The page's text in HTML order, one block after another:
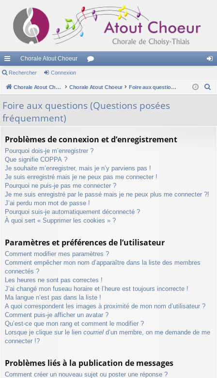
cc
ès
ra
pi
Chorale Atout Choeur
u
m
ne
Rechercher Connexion
Chorale Atout Choeur Chorale Atout Choeur Foire aux questions (Questions posées fréquemment)
Foire aux questions (Questions posées
fréquemment)
Problèmes de connexion et d’enregistrement
Pourquoi dois-je m’enregistrer ?
Que signifie COPPA ?
Je souhaite m’enregistrer, mais je n’y parviens pas !
Je suis enregistré mais je ne peux pas me connecter !
Pourquoi ne puis-je pas me connecter ?
Je me suis enregistré par le passé mais je ne peux plus me connecter ?!
J’ai perdu mon mot de passe !
Pourquoi suis-je automatiquement déconnecté ?
À quoi sert « Supprimer les cookies » ?
Paramètres et préférences de l’utilisateur
Comment modifier mes paramètres ?
Comment empêcher mon nom d’apparaître dans la liste des membres
connectés ?
Les heures ne sont pas correctes !
J’ai changé mon fuseau horaire et l’heure est toujours incorrecte !
Ma langue n’est pas dans la liste !
A quoi correspondent les images à proximité de mon nom d’utilisateur ?
Comment puis-je afficher un avatar ?
Qu’est-ce que mon rang et comment le modifier ?
Lorsque je clique sur le lien courriel d’un membre, on me demande de me
connecter !?
Problèmes liés à la publication de messages
Comment créer un nouveau sujet ou poster une réponse ?